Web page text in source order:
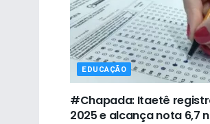
EDUCAÇÃO
#Chapada: Itaetê
2025 e alcança nota 6,7